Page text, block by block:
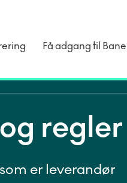
Få adgang til
regler
er leverandør